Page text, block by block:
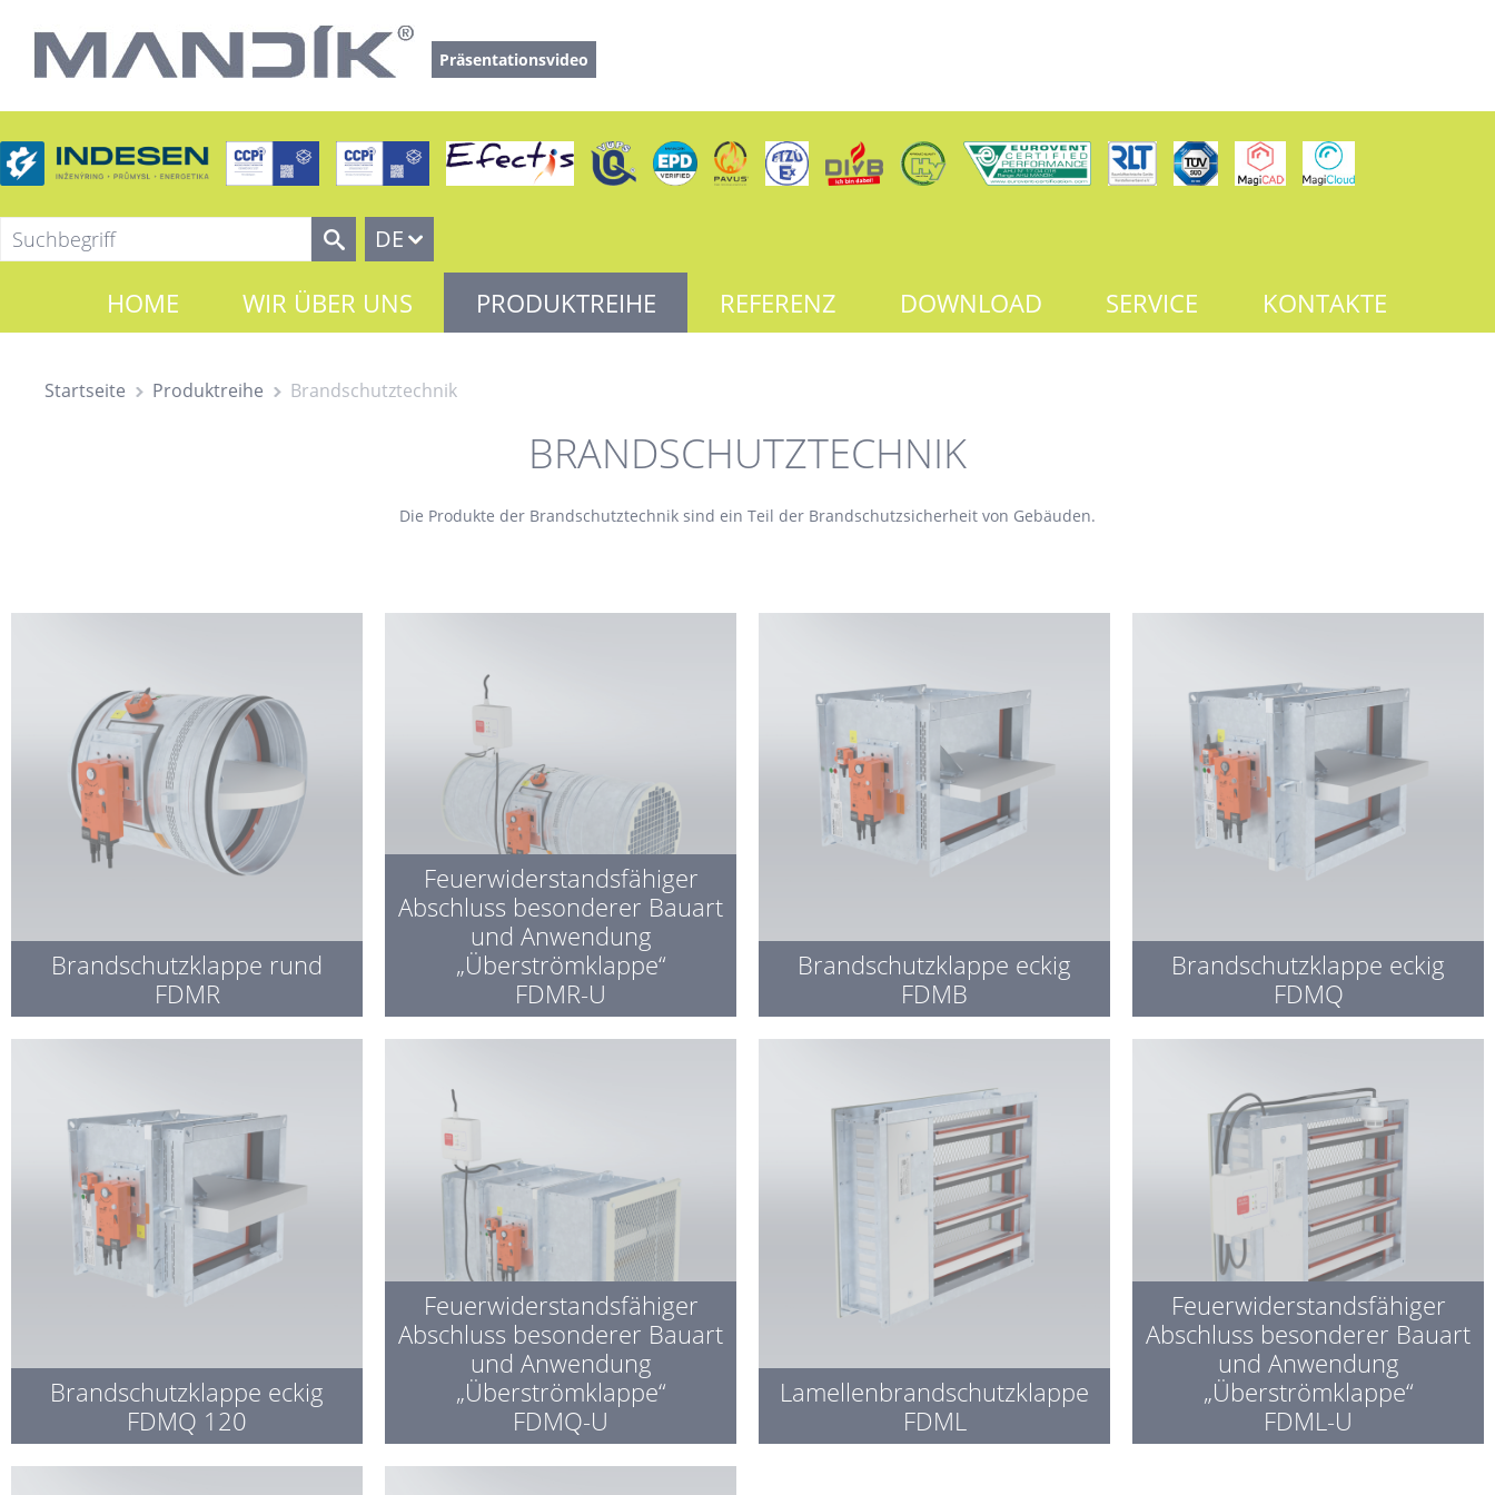
Präsentationsvideo
DE
HOME WIR ÜBER UNS PRODUKTREIHE REFERENZ DOWNLOAD SERVICE KONTAKTE
Startseite Produktreihe Brandschutztechnik
BRANDSCHUTZTECHNIK
Die Produkte der Brandschutztechnik sind ein Teil der Brandschutzsicherheit von Gebäuden.
Brandschutzklappe rund
FDMR
Feuerwiderstandsfähiger
Abschluss besonderer Bauart
und Anwendung
„Überströmklappe“
FDMR-U
Brandschutzklappe eckig
FDMB
Brandschutzklappe eckig
FDMQ
Brandschutzklappe eckig
FDMQ 120
Feuerwiderstandsfähiger
Abschluss besonderer Bauart
und Anwendung
„Überströmklappe“
FDMQ-U
Lamellenbrandschutzklappe
FDML
Feuerwiderstandsfähiger
Abschluss besonderer Bauart
und Anwendung
„Überströmklappe“
FDML-U